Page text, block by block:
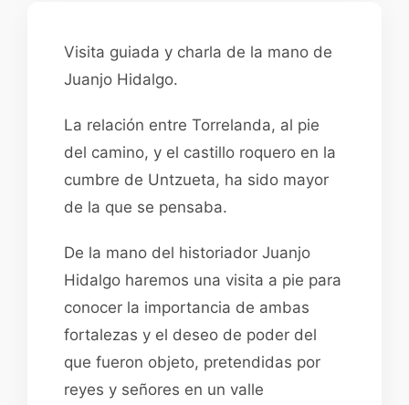
Visita guiada y charla de la mano de
Juanjo Hidalgo.
La relación entre Torrelanda, al pie
del camino, y el castillo roquero en la
cumbre de Untzueta, ha sido mayor
de la que se pensaba.
De la mano del historiador Juanjo
Hidalgo haremos una visita a pie para
conocer la importancia de ambas
fortalezas y el deseo de poder del
que fueron objeto, pretendidas por
reyes y señores en un valle